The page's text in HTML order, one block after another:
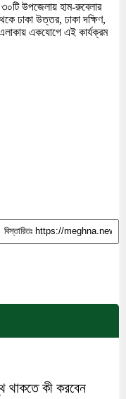
উপজেলায় হাম-রুবেলার
ঢাকা উত্তর, ঢাকা দক্ষিণ,
একযোগে এই কার্যক্রম
থাকতে কী করবেন